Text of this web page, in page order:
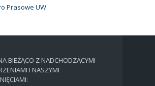
Prasowe UW.
BIEŻĄCO Z NADCHODZĄCYMI
I NASZYMI